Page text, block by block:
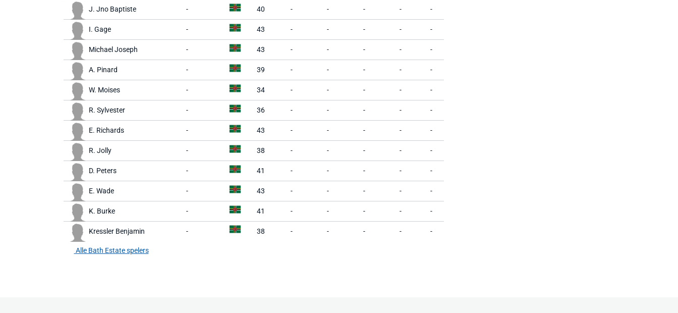
J. Jno Baptiste - 40 - - - - -
I. Gage - 43 - - - - -
Michael Joseph - 43 - - - - -
A. Pinard - 39 - - - - -
W. Moises - 34 - - - - -
R. Sylvester - 36 - - - - -
E. Richards - 43 - - - - -
R. Jolly - 38 - - - - -
D. Peters - 41 - - - - -
E. Wade - 43 - - - - -
K. Burke - 41 - - - - -
Kressler Benjamin - 38 - - - - -
Alle Bath Estate spelers